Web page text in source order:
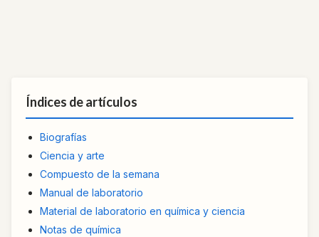
Índices de artículos
Biografías
Ciencia y arte
Compuesto de la semana
Manual de laboratorio
Material de laboratorio en química y ciencia
Notas de química